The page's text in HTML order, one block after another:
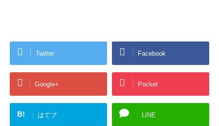
Twitter Facebook
Google+ Pocket
B! はてブ LINE